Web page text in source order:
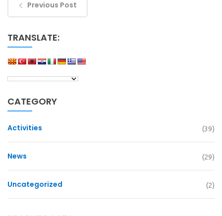
Previous Post
TRANSLATE:
CATEGORY
Activities (39)
News (29)
Uncategorized (2)